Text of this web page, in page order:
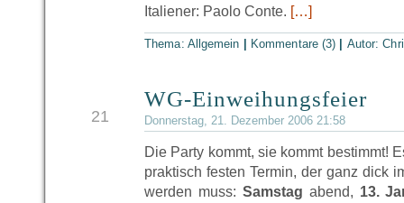
Italiener: Paolo Conte. […]
Thema: Allgemein Kommentare (3) Autor:
21
WG-Einweihungsfeier
Donnerstag, 21. Dezember 2006 21:58
Die Party kommt, sie kommt bestimmt!
praktisch festen Termin, der ganz dick
werden muss: Samstag abend, 13.